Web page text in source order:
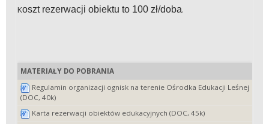
Koszt rezerwacji obiektu to 100 zł/doba.
MATERIAŁY DO POBRANIA
Regulamin organizacji ognisk na terenie Ośrodka Edukacji Leśnej
(DOC, 40k)
Karta rezerwacji obiektów edukacyjnych (DOC, 45k)